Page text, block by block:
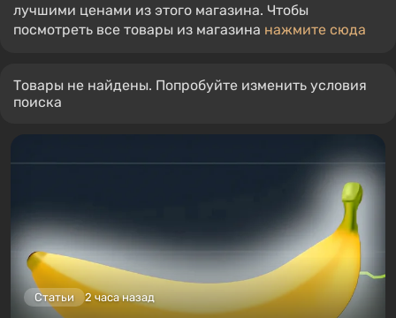
лучшими ценами из этого магазина. Чтобы
посмотреть все товары из магазина нажмите сюда
Товары не найдены. Попробуйте изменить условия
поиска
Статьи 2 часа назад